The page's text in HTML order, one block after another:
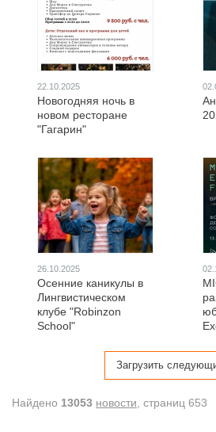
22.10.2025
Новогодняя ночь в
новом ресторане
"Гагарин"
26.10.2025
Осенние каникулы в
Лингвистическом
клубе "Robinzon
School"
Загрузить
Найдено 13053 новости , cтраниц 653